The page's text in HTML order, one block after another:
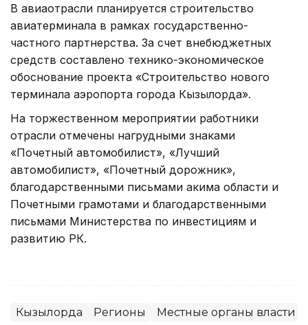
В авиаотрасли планируется строительство
авиатерминала в рамках государственно-
частного партнерства. За счет внебюджетных
средств составлено технико-экономическое
обоснование проекта «Строительство нового
терминала аэропорта города Кызылорда».
На торжественном мероприятии работники
отрасли отмечены нагрудными знаками
«Почетный автомобилист», «Лучший
автомобилист», «Почетный дорожник»,
благодарственными письмами акима области и
Почетными грамотами и благодарственными
письмами Министерства по инвестициям и
развитию РК.
Кызылорда Регионы Местные органы власти